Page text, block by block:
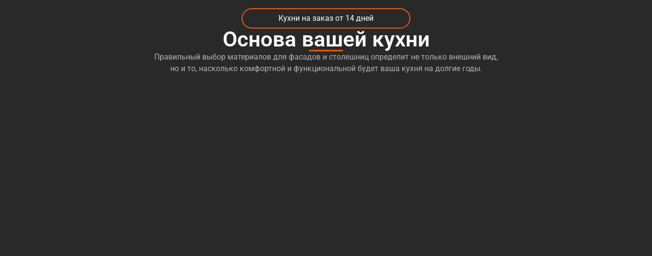
Кухни на заказ от 14 дней
Основа вашей кухни
Правильный выбор материалов для фасадов и столешниц определит не только внешний вид,
но и то, насколько комфортной и функциональной будет ваша кухня на долгие годы.